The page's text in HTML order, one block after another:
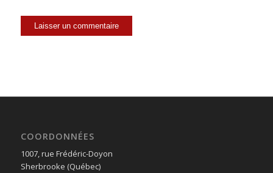
COORDONNÉES
1007, rue Frédéric-Doyon
Sherbrooke (Québec)